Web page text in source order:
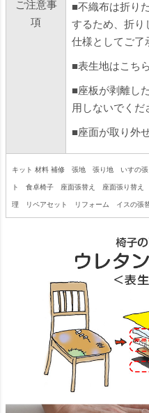
ご注意事
項
■不織布は折り
するため、折り
仕様としてご了
■表生地はこち
■座板が剥離し
用しないでくだ
■座面が取り外
キット 材料 補修 張地 張り地 いすの
ト 食卓椅子 座面張替え 座面張り替え
理 リペアセット リフォーム イスの張